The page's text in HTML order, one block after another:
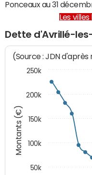
Ponceaux au 31
Les
Dette d'Avrillé-
Montants (€)
(Source : JDN
50k
100k
150k
200k
250k